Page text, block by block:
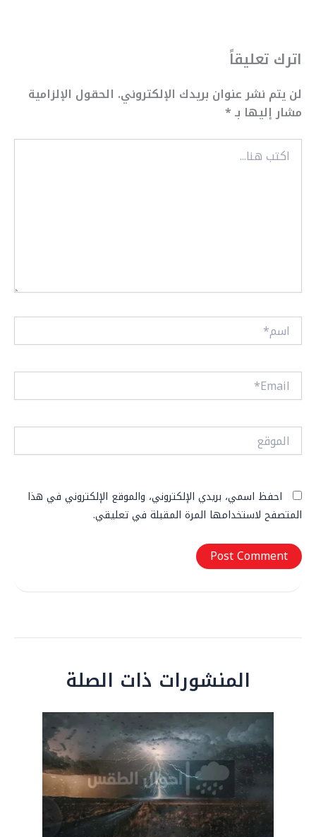
اترك تعليقاً
لن يتم نشر عنوان بريدك الإلكتروني. الحقول الإلزامية
مشار إليها بـ*
اكتب
هنا...
اسم*
Email*
الموقع
احفظ اسمي، بريدي الإلكتروني، والموقع الإلكتروني في هذا
المتصفح لاستخدامها المرة المقبلة في تعليقي.
المنشورات ذات الصلة